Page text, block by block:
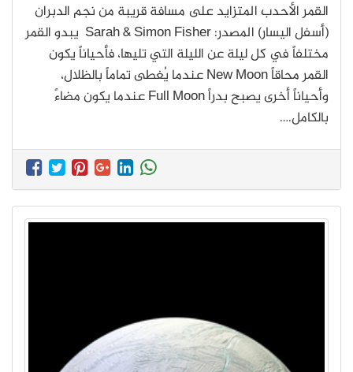
القمر الأحدب المتزايد على مسافة قريبة من نجم الدبران
(أسفل اليسار) المصدر: Sarah & Simon Fisher يبدو القمر
مختلفاً في كل ليلة عن الليلة التي تليها، فأحياناً يكون
القمر محاقاً New Moon عندما يُغطى تماماً بالظلال،
وأحياناً أخرى يصبح بدراً Full Moon عندما يكون مضاءً
بالكامل.…